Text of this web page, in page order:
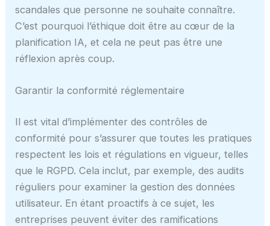
scandales que personne ne souhaite connaître.
C’est pourquoi l’éthique doit être au cœur de la
planification IA, et cela ne peut pas être une
réflexion après coup.
Garantir la conformité réglementaire
Il est vital d’implémenter des contrôles de
conformité pour s’assurer que toutes les pratiques
respectent les lois et régulations en vigueur, telles
que le RGPD. Cela inclut, par exemple, des audits
réguliers pour examiner la gestion des données
utilisateur. En étant proactifs à ce sujet, les
entreprises peuvent éviter des ramifications